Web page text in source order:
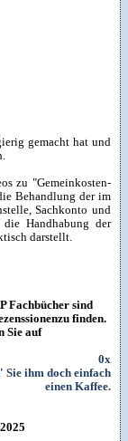
gemacht hat und
zu "Gemeinkosten-
Behandlung der im
Sachkonto und
Handhabung der
darstellt.
Fachbücher sind
finden.
Sie auf
0x